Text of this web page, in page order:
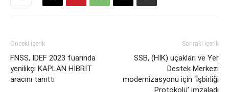
Önceki İçerik
FNSS, IDEF 2023 fuarında
yenilikçi KAPLAN HİBRİT
aracını tanıttı
Sonraki İçerik
SSB, (HİK) uçakları ve Yer
Destek Merkezi
modernizasyonu için ‘İşbirliği
Protokolü’ imzaladı